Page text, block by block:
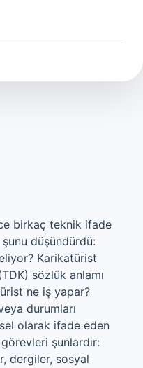
birkaç teknik ifade
şunu düşündürdü:
Karikatürist
sözlük anlamı
ne iş yapar?
durumları
olarak ifade eden
şunlardır:
dergiler, sosyal